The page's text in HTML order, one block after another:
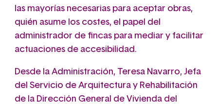
las mayorías necesarias para aceptar obras,
quién asume los costes, el papel del
administrador de fincas para mediar y facilitar
actuaciones de accesibilidad.
Desde la Administración, Teresa Navarro, Jefa
del Servicio de Arquitectura y Rehabilitación
de la Dirección General de Vivienda del